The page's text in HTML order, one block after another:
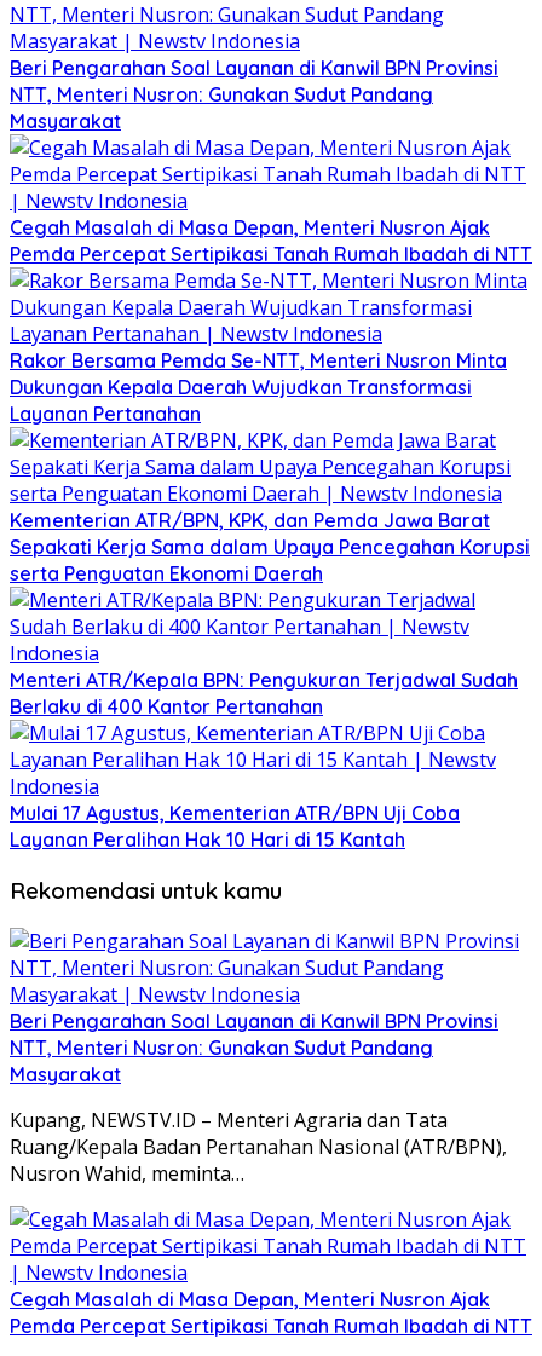
Beri Pengarahan Soal Layanan di Kanwil BPN Provinsi
NTT, Menteri Nusron: Gunakan Sudut Pandang
Masyarakat
Cegah Masalah di Masa Depan, Menteri Nusron Ajak
Pemda Percepat Sertipikasi Tanah Rumah Ibadah di NTT
Rakor Bersama Pemda Se-NTT, Menteri Nusron Minta
Dukungan Kepala Daerah Wujudkan Transformasi
Layanan Pertanahan
Kementerian ATR/BPN, KPK, dan Pemda Jawa Barat
Sepakati Kerja Sama dalam Upaya Pencegahan Korupsi
serta Penguatan Ekonomi Daerah
Menteri ATR/Kepala BPN: Pengukuran Terjadwal Sudah
Berlaku di 400 Kantor Pertanahan
Mulai 17 Agustus, Kementerian ATR/BPN Uji Coba
Layanan Peralihan Hak 10 Hari di 15 Kantah
Rekomendasi untuk kamu
Beri Pengarahan Soal Layanan di Kanwil BPN Provinsi
NTT, Menteri Nusron: Gunakan Sudut Pandang
Masyarakat
Kupang, NEWSTV.ID – Menteri Agraria dan Tata
Ruang/Kepala Badan Pertanahan Nasional (ATR/BPN),
Nusron Wahid, meminta…
Cegah Masalah di Masa Depan, Menteri Nusron Ajak
Pemda Percepat Sertipikasi Tanah Rumah Ibadah di NTT